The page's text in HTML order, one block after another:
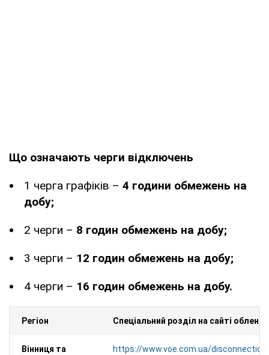
Що означають черги відключень
1 черга графіків – 4 години обмежень на
добу;
2 черги – 8 годин обмежень на добу;
3 черги – 12 годин обмежень на добу;
4 черги – 16 годин обмежень на добу.
Регіон Спеціальний розділ на сайті
Вінниця та
https://www.voe.com.ua/